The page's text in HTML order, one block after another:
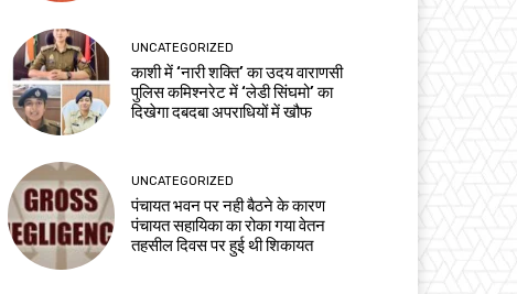
UNCATEGORIZED
काशी में ‘नारी शक्ति’ का उदय वाराणसी
पुलिस कमिश्नरेट में ‘लेडी सिंघमो’ का
दिखेगा दबदबा अपराधियों में खौफ
UNCATEGORIZED
पंचायत भवन पर नही बैठने के कारण
पंचायत सहायिका का रोका गया वेतन
तहसील दिवस पर हुई थी शिकायत